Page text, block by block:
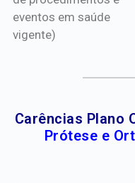
eventos em saúde
vigente)
Carências Plano
Prótese e